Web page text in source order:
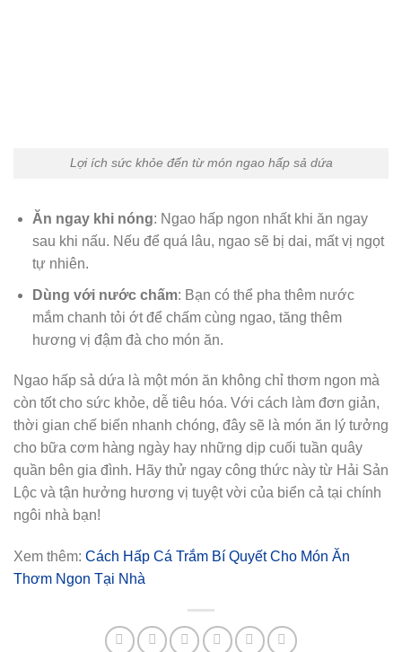
Lợi ích sức khỏe đến từ món ngao hấp sả dứa
Ăn ngay khi nóng: Ngao hấp ngon nhất khi ăn ngay
sau khi nấu. Nếu để quá lâu, ngao sẽ bị dai, mất vị ngọt
tự nhiên.
Dùng với nước chấm: Bạn có thể pha thêm nước
mắm chanh tỏi ớt để chấm cùng ngao, tăng thêm
hương vị đậm đà cho món ăn.
Ngao hấp sả dứa là một món ăn không chỉ thơm ngon mà
còn tốt cho sức khỏe, dễ tiêu hóa. Với cách làm đơn giản,
thời gian chế biến nhanh chóng, đây sẽ là món ăn lý tưởng
cho bữa cơm hàng ngày hay những dịp cuối tuần quây
quần bên gia đình. Hãy thử ngay công thức này từ Hải Sản
Lộc và tận hưởng hương vị tuyệt vời của biển cả tại chính
ngôi nhà bạn!
Xem thêm: Cách Hấp Cá Trắm Bí Quyết Cho Món Ăn
Thơm Ngon Tại Nhà